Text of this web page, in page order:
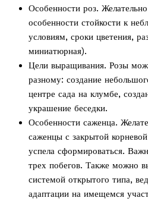
Особенности роз.
особенности стойкости к
условиям, сроки цветения,
миниатюрная).
Цели выращивания. Розы
разному: создание
центре сада на клумбе,
украшение беседки.
Особенности саженца.
саженцы с закрытой
успела сформироваться.
трех побегов. Также можно
системой открытого типа,
адаптации на имещемся